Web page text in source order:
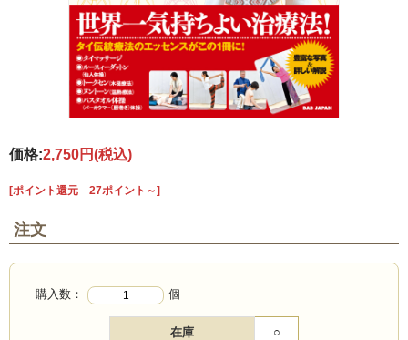
価格:2,750円(税込)
[ポイント還元 27ポイント～]
注文
購入数： 個
在庫 ○